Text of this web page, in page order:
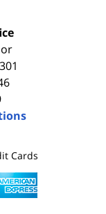
Cards